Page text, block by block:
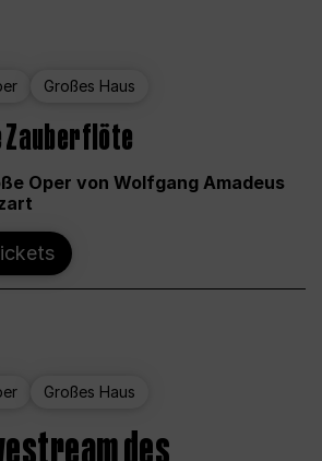
Großes Haus
Zauberflöte
Oper von Wolfgang Amadeus
Großes Haus